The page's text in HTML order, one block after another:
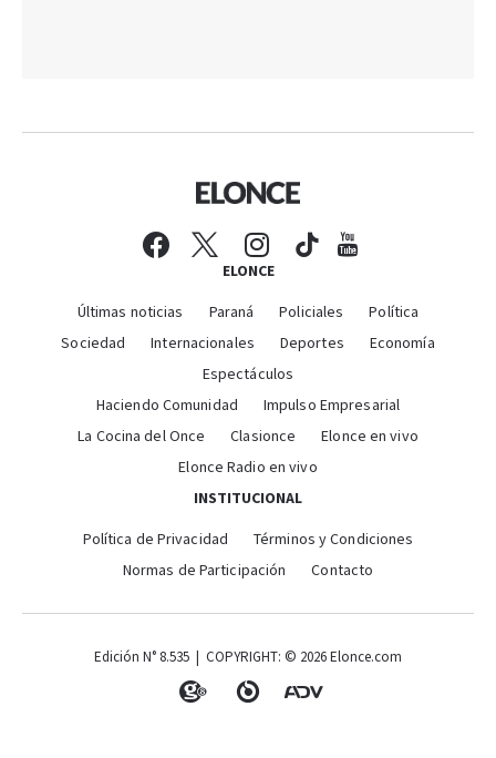
ELONCE
Últimas noticias Paraná Policiales
Política
Sociedad
Internacionales Deportes
Economía
Espectáculos
Haciendo Comunidad
Impulso Empresarial
La Cocina del Once
Clasionce
Elonce en vivo
Elonce Radio en vivo
INSTITUCIONAL
Política de Privacidad
Términos y Condiciones
Normas de Participación
Contacto
Edición N° 8.535 | COPYRIGHT: © 2026 Elonce.com